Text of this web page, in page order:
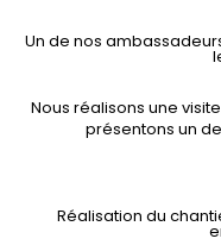
Un de nos
Nous réalisons une
présentons un
Réalisation du